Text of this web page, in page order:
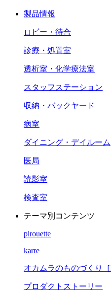
製品情報
ロビー・待合
診療・処置室
透析室・化学療法室
スタッフステーション
収納・バックヤード
病室
ダイニング・デイルーム
医局
読影室
検査室
テーマ別コンテンツ
pirouette
karre
オカムラのものづくり［
プロダクトストーリー